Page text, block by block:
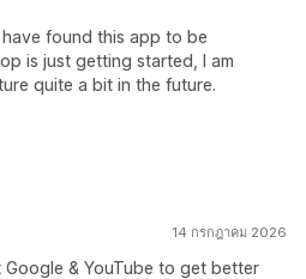
found this app to be
is just getting started, I am
quite a bit in the future.
14 กรกฎาคม 2026
& YouTube to get better